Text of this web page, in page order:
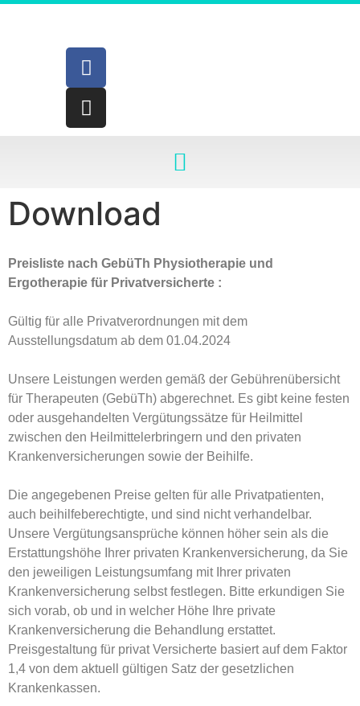
Download
Preisliste nach GebüTh Physiotherapie und
Ergotherapie für Privatversicherte :
Gültig für alle Privatverordnungen mit dem
Ausstellungsdatum ab dem 01.04.2024
Unsere Leistungen werden gemäß der Gebührenübersicht
für Therapeuten (GebüTh) abgerechnet. Es gibt keine festen
oder ausgehandelten Vergütungssätze für Heilmittel
zwischen den Heilmittelerbringern und den privaten
Krankenversicherungen sowie der Beihilfe.
Die angegebenen Preise gelten für alle Privatpatienten,
auch beihilfeberechtigte, und sind nicht verhandelbar.
Unsere Vergütungsansprüche können höher sein als die
Erstattungshöhe Ihrer privaten Krankenversicherung, da Sie
den jeweiligen Leistungsumfang mit Ihrer privaten
Krankenversicherung selbst festlegen. Bitte erkundigen Sie
sich vorab, ob und in welcher Höhe Ihre private
Krankenversicherung die Behandlung erstattet.
Preisgestaltung für privat Versicherte basiert auf dem Faktor
1,4 von dem aktuell gültigen Satz der gesetzlichen
Krankenkassen.